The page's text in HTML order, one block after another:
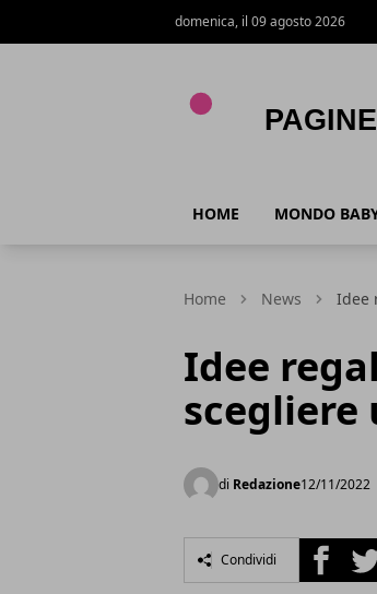
domenica, il 09 agosto 2026
HOME MONDO
Home News Idee
Idee
scegliere
di Redazione12/11/2022
Condividi Facebook